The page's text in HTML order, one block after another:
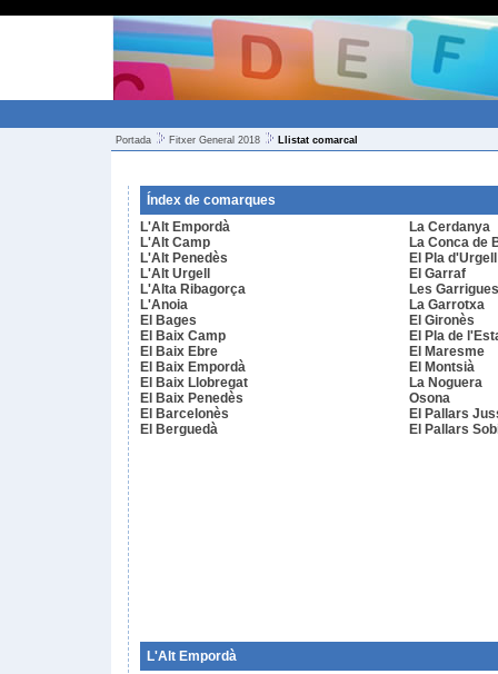
Portada Fitxer General 2018 Llistat comarcal
Índex de comarques
L'Alt Empordà
L'Alt Camp
L'Alt Penedès
L'Alt Urgell
L'Alta Ribagorça
L'Anoia
El Bages
El Baix Camp
El Baix Ebre
El Baix Empordà
El Baix Llobregat
El Baix Penedès
El Barcelonès
El Berguedà
La Cerdanya
La Conca de
El Pla d'Urgell
El Garraf
Les Garrigues
La Garrotxa
El Gironès
El Pla de
El Maresme
El Montsià
La Noguera
Osona
El Pallars
El Pallars
L'Alt Empordà